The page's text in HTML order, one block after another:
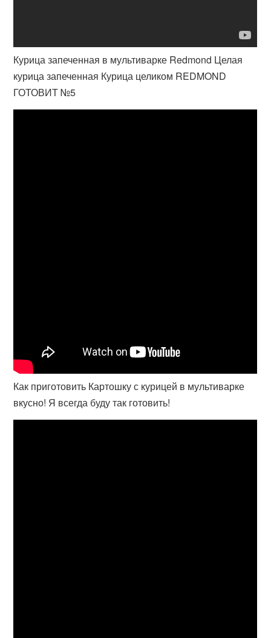
Курица запеченная в мультиварке Redmond Целая
курица запеченная Курица целиком REDMOND
ГОТОВИТ №5
Как приготовить Картошку с курицей в мультиварке
вкусно! Я всегда буду так готовить!